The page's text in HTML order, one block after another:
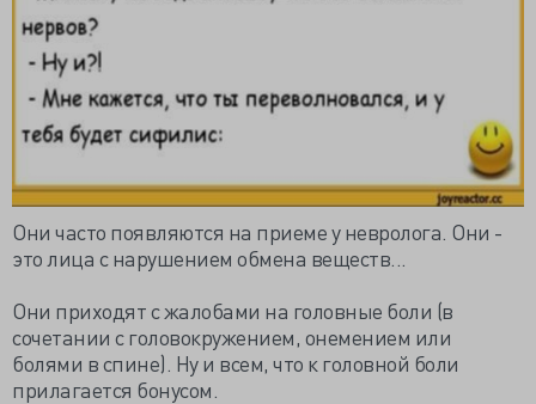
Они часто появляются на приеме у невролога. Они -
это лица с нарушением обмена веществ...
Они приходят с жалобами на головные боли (в
сочетании с головокружением, онемением или
болями в спине). Ну и всем, что к головной боли
прилагается бонусом.